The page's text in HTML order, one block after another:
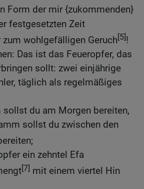
Form der mir {zukommenden}
festgesetzten Zeit
zum wohlgefälligen Geruch[5]!
Das ist das Feueropfer, das
sollt: zwei einjährige
täglich als regelmäßiges
sollst du am Morgen bereiten,
sollst du zwischen den
ein zehntel Efa
[7] mit einem viertel Hin